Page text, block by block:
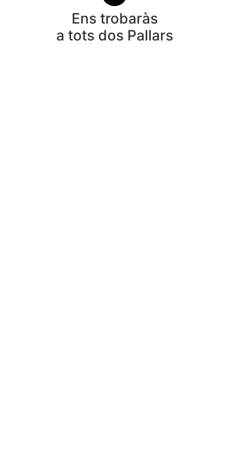
Ens trobaràs
a tots dos Pallars